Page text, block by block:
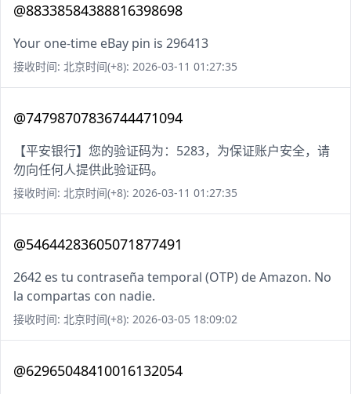
@88338584388816398698
Your one-time eBay pin is 296413
接收时间: 北京时间(+8): 2026-03-11 01:27:35
@74798707836744471094
【平安银行】您的验证码为：5283，为保证账户安全，请
勿向任何人提供此验证码。
接收时间: 北京时间(+8): 2026-03-11 01:27:35
@54644283605071877491
2642 es tu contraseña temporal (OTP) de Amazon. No
la compartas con nadie.
接收时间: 北京时间(+8): 2026-03-05 18:09:02
@62965048410016132054